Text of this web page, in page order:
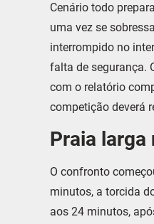
Cenário todo
uma vez se
interrompido no
falta de segurança.
com o relatório
competição deverá
Praia larga
O confronto
minutos, a torcida
aos 24 minutos,